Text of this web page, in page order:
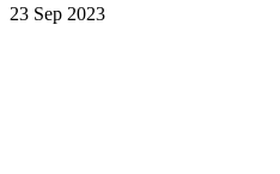
23 Sep 2023